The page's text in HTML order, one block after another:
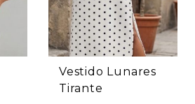
Vestido Lunares
Tirante